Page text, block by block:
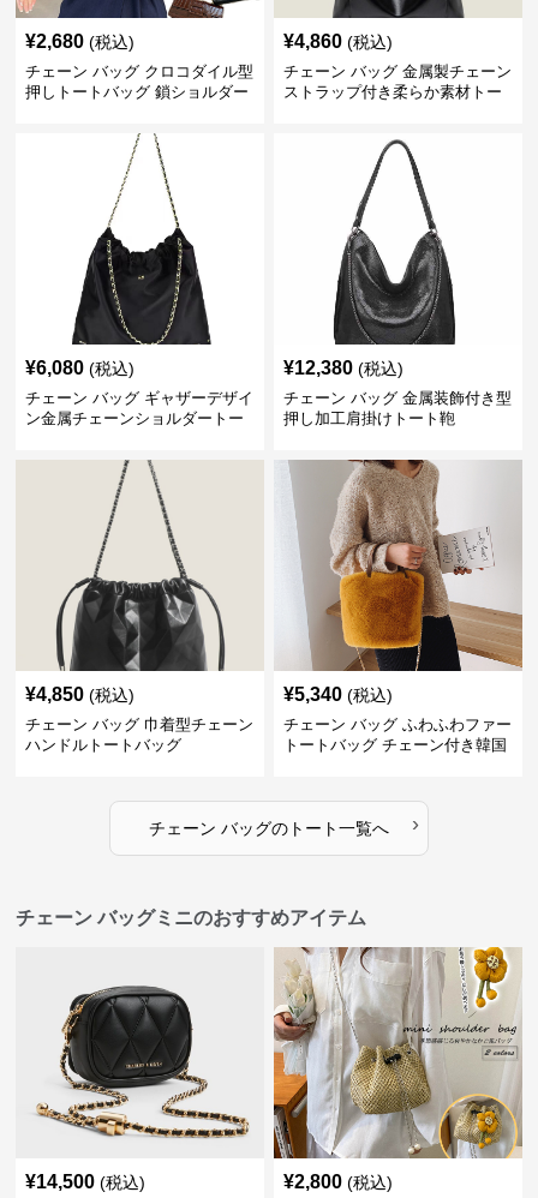
¥2,680 (税込)
チェーン バッグ クロコダイル型
押しトートバッグ 鎖ショルダー
¥4,860 (税込)
チェーン バッグ 金属製チェーン
ストラップ付き柔らか素材トー
¥6,080 (税込)
チェーン バッグ ギャザーデザイ
ン金属チェーンショルダートー
¥12,380 (税込)
チェーン バッグ 金属装飾付き型
押し加工肩掛けトート鞄
¥4,850 (税込)
チェーン バッグ 巾着型チェーン
ハンドルトートバッグ
¥5,340 (税込)
チェーン バッグ ふわふわファー
トートバッグ チェーン付き韓国
チェーン バッグのトート一覧へ ›
チェーン バッグミニのおすすめアイテム
¥14,500 (税込) ¥2,800 (税込)